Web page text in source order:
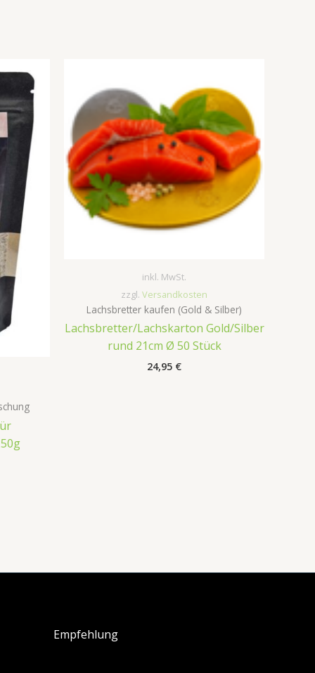
inkl. MwSt.
zzgl. Versandkosten
Lachsbretter kaufen (Gold & Silber)
Lachsbretter/Lachskarton Gold/Silber
rund 21cm Ø 50 Stück
24,95 €
Empfehlung